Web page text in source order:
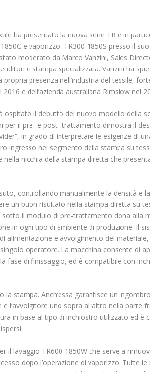
ha presentato la nuova serie TR e in
e vaporizzo TR300-1850S presso il
moderato da Marco Vanzini, Sales
e stampa specializzata. Vanzini ha
presenza nell’industria del tessile,
2016 e dell’azienda australiana Rimslow nel
ospitato il debutto del nuovo modello della
per il pre- e post- trattamento dimostra il
in grado di interpretare le esigenze di
ingresso nel segmento della stampa su
nicchia della stampa diretta che
controllando manualmente la densità e
un buon risultato nella stampa diretta su
sotto il modulo di pre-trattamento dona alla
in ogni tipo di ambiente di produzione. Il
alimentazione e avvolgimento del
operatore. La macchina consente di
fase di finissaggio, ed è compatibile con
la stampa. Anch’essa garantisce un
l’avvolgitore uno sopra all’altro nella parte
in base al tipo di inchiostro utilizzato ed è
il lavaggio TR600-1850W che serve a
dopo l’operazione di vaporizzo. Tutte